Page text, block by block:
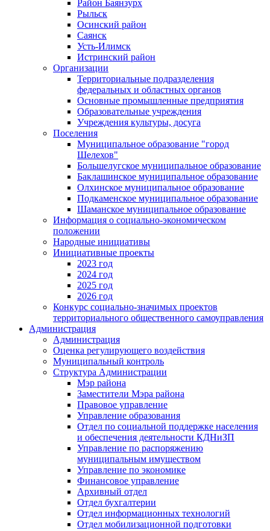
Район Баянзурх
Рыльск
Осинский район
Саянск
Усть-Илимск
Истринский район
Организации
Территориальные подразделения
федеральных и областных органов
Основные промышленные предприятия
Образовательные учреждения
Учреждения культуры, досуга
Поселения
Муниципальное образование "город
Шелехов"
Большелугское муниципальное образование
Баклашинское муниципальное образование
Олхинское муниципальное образование
Подкаменское муниципальное образование
Шаманское муниципальное образование
Информация о социально-экономическом
положении
Народные инициативы
Инициативные проекты
2023 год
2024 год
2025 год
2026 год
Конкурс социально-значимых проектов
территориального общественного самоуправления
Администрация
Администрация
Оценка регулирующего воздействия
Муниципальный контроль
Структура Администрации
Мэр района
Заместители Мэра района
Правовое управление
Управление образования
Отдел по социальной поддержке населения
и обеспечения деятельности КДНиЗП
Управление по распоряжению
муниципальным имуществом
Управление по экономике
Финансовое управление
Архивный отдел
Отдел бухгалтерии
Отдел информационных технологий
Отдел мобилизационной подготовки